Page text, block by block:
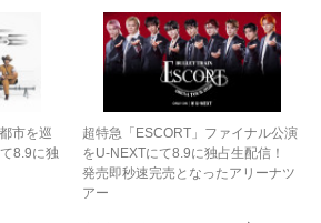
市を巡
8.9に独
超特急「ESCORT」ファイナル公演
をU-NEXTにて8.9に独占生配信！
発売即秒速完売となったアリーナツ
アー